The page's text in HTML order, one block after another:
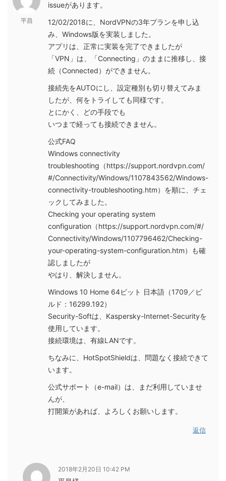
平昌
issueがあります。
12/02/2018に、NordVPNの3年プランを申し込
み、Windows版を実装しました。
アプリは、正常に実装を完了できましたが
「VPN」は、「Connecting」のままに推移し、接
続（Connected）ができません。
接続先をAUTOにし、設定種別も切り替えてみま
したが、何をトライしても同様です。
とにかく、どの手段でも
いつまで経っても接続できません。
公式FAQ
Windows connectivity
troubleshooting（https://support.nordvpn.com/
#/Connectivity/Windows/1107843562/Windows-
connectivity-troubleshooting.htm）を順に、チェ
ックしてみました。
Checking your operating system
configuration（https://support.nordvpn.com/#/
Connectivity/Windows/1107796462/Checking-
your-operating-system-configuration.htm）も確
認しましたが
やはり、解決しません。
Windows 10 Home 64ビット 日本語（1709／ビ
ルド：16299.192）
Security-Softは、Kaspersky-Internet-Securityを
使用しています。
接続環境は、有線LANです。
ちなみに、HotSpotShieldは、問題なく接続できて
います。
公式サポート（e-mail）は、まだ利用していませ
んが、
打開策があれば、よろしくお願いします。
返信
2018年2月20日 10:42 PM